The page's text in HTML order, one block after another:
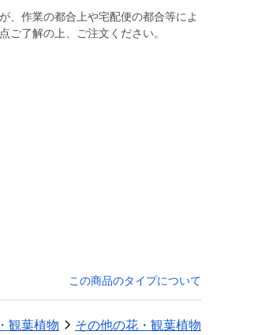
、作業の都合上や宅配便の都合等によ
ご了解の上、ご注文ください。
この商品のタイプについて
観葉植物 その他の花・観葉植物